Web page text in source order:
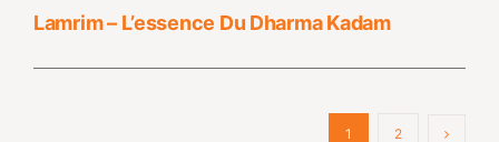
Lamrim – L’essence Du Dharma Kadam
1 2